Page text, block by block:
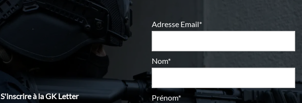
S'inscrire à la GK Letter
Adresse Email*
Nom*
Prénom*